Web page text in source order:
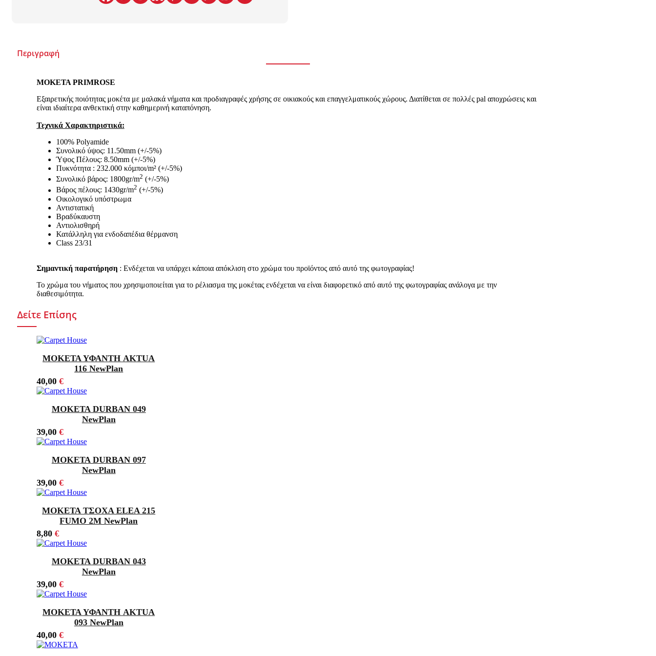
Περιγραφή
ΜΟΚΕΤΑ PRIMROSE
Εξαιρετικής ποιότητας μοκέτα με μαλακά νήματα και προδιαγραφές χρήσης σε οικιακούς και επαγγελματικούς χώρους. Διατίθεται σε πολλές pal αποχρώσεις και
είναι ιδιαίτερα ανθεκτική στην καθημερινή καταπόνηση.
Τεχνικά Χαρακτηριστικά:
100% Polyamide
Συνολικό ύψος: 11.50mm (+/-5%)
Ύψος Πέλους: 8.50mm (+/-5%)
Πυκνότητα : 232.000 κόµποι/m² (+/-5%)
Συνολικό βάρος: 1800gr/m2 (+/-5%)
Βάρος πέλους: 1430gr/m2 (+/-5%)
Οικολογικό υπόστρωμα
Αντιστατική
Βραδύκαυστη
Αντιολισθηρή
Κατάλληλη για ενδοδαπέδια θέρμανση
Class 23/31
Σημαντική παρατήρηση: Ενδέχεται να υπάρχει κάποια απόκλιση στο χρώμα του προϊόντος από αυτό της φωτογραφίας!
Το χρώμα του νήματος που χρησιμοποιείται για το ρέλιασμα της μοκέτας ενδέχεται να είναι διαφορετικό από αυτό της φωτογραφίας ανάλογα με την
διαθεσιμότητα.
Δείτε Επίσης
ΜΟΚΕΤΑ ΥΦΑΝΤΗ AKTUA
116 NewPlan
40,00 €
ΜΟΚΕΤΑ DURBAN 049
NewPlan
39,00 €
ΜΟΚΕΤΑ DURBAN 097
NewPlan
39,00 €
ΜΟΚΕΤΑ ΤΣΟΧΑ ELEA 215
FUMO 2M NewPlan
8,80 €
ΜΟΚΕΤΑ DURBAN 043
NewPlan
39,00 €
ΜΟΚΕΤΑ ΥΦΑΝΤΗ AKTUA
093 NewPlan
40,00 €